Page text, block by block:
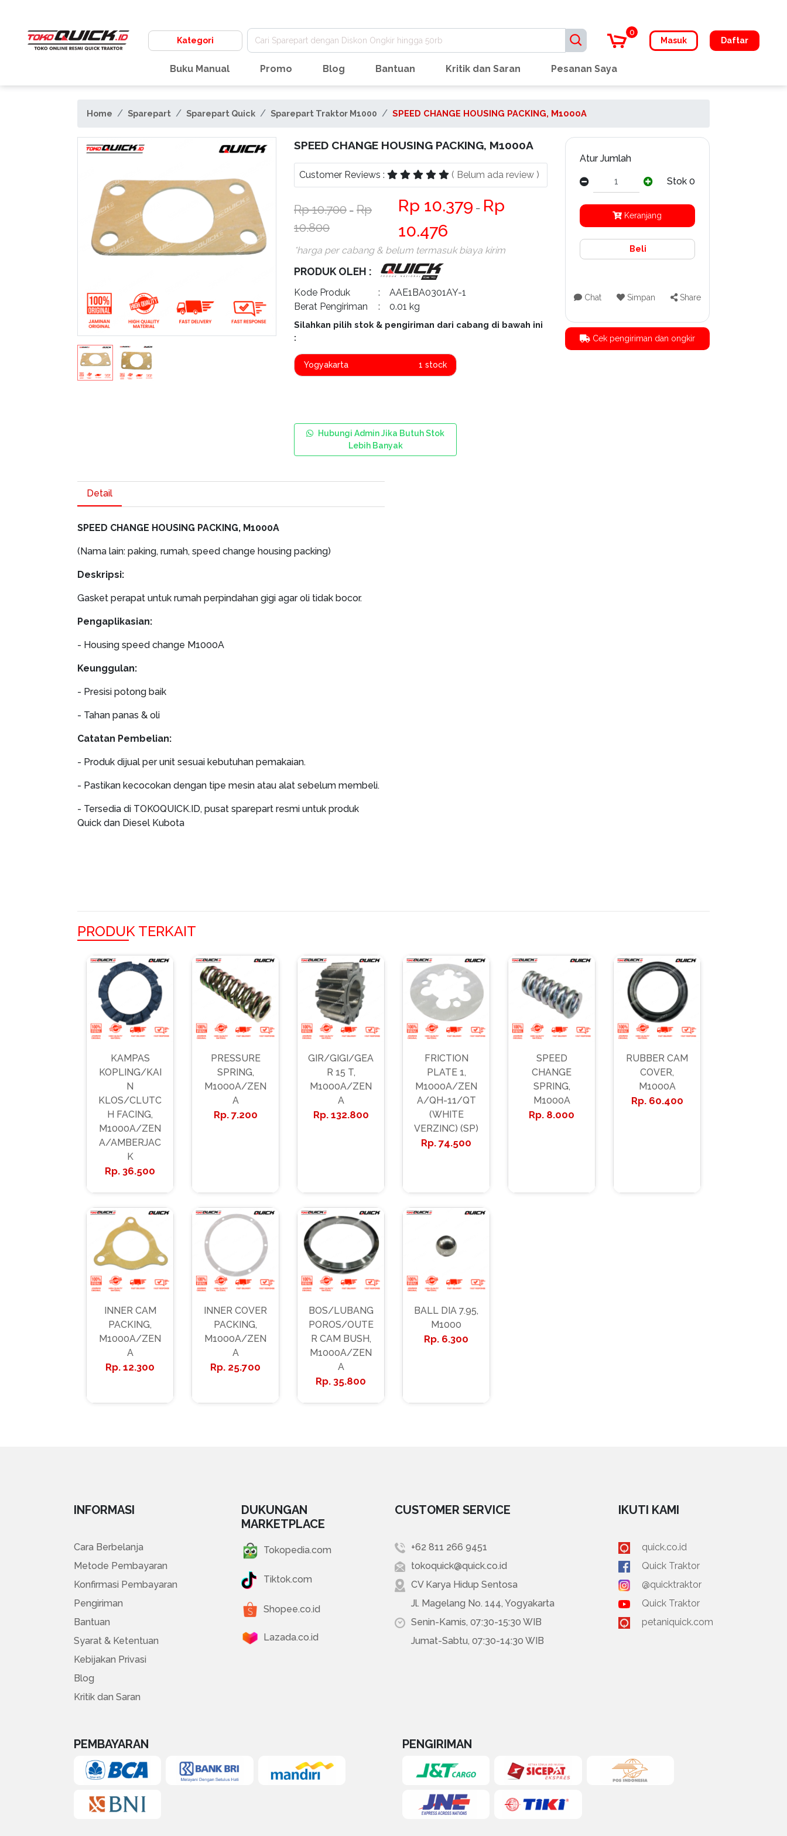
Kategori
0
Masuk
Daftar
Buku Manual Promo Blog Bantuan Kritik dan Saran Pesanan Saya
Home Sparepart Sparepart Quick Sparepart Traktor M1000 SPEED CHANGE HOUSING PACKING, M1000A
SPEED CHANGE HOUSING PACKING, M1000A
Customer Reviews : ( Belum ada review )
10.700 −
10.800
10.379 −
10.476
*harga per cabang & belum termasuk biaya kirim
PRODUK OLEH :
Kode Produk
: AAE1BA0301AY-1
Berat Pengiriman
: 0.01 kg
Silahkan pilih stok & pengiriman dari cabang di bawah ini
:
Yogyakarta 1 stock
Hubungi Admin Jika Butuh Stok
Lebih Banyak
Atur Jumlah
Stok 0
Keranjang
Beli
Chat Simpan Share
Cek pengiriman dan ongkir
Detail
SPEED CHANGE HOUSING PACKING, M1000A
(Nama lain: paking, rumah, speed change housing packing)
Deskripsi:
Gasket perapat untuk rumah perpindahan gigi agar oli tidak bocor.
Pengaplikasian:
- Housing speed change M1000A
Keunggulan:
- Presisi potong baik
- Tahan panas & oli
Catatan Pembelian:
- Produk dijual per unit sesuai kebutuhan pemakaian.
- Pastikan kecocokan dengan tipe mesin atau alat sebelum membeli.
- Tersedia di TOKOQUICK.ID, pusat sparepart resmi untuk produk
Quick dan Diesel Kubota
PRODUK TERKAIT
KAMPAS
KOPLING/KAI
N
KLOS/CLUTC
H FACING,
M1000A/ZEN
A/AMBERJAC
K
36.500
PRESSURE
SPRING,
M1000A/ZEN
A
7.200
GIR/GIGI/GEA
R 15 T,
M1000A/ZEN
A
132.800
FRICTION
PLATE 1,
M1000A/ZEN
A/QH-11/QT
(WHITE
VERZINC) (SP)
74.500
SPEED
CHANGE
SPRING,
M1000A
8.000
RUBBER CAM
COVER,
M1000A
60.400
INNER CAM
PACKING,
M1000A/ZEN
A
12.300
INNER COVER
PACKING,
M1000A/ZEN
A
25.700
BOS/LUBANG
POROS/OUTE
R CAM BUSH,
M1000A/ZEN
A
35.800
BALL DIA 7.95,
M1000
6.300
INFORMASI
Cara Berbelanja
Metode Pembayaran
Konfirmasi Pembayaran
Pengiriman
Bantuan
Syarat & Ketentuan
Kebijakan Privasi
Blog
Kritik dan Saran
DUKUNGAN
MARKETPLACE
Tokopedia.com
Tiktok.com
Shopee.co.id
Lazada.co.id
CUSTOMER SERVICE
+62 811 266 9451
tokoquick@quick.co.id
CV Karya Hidup Sentosa
Jl. Magelang No. 144, Yogyakarta
Senin-Kamis, 07:30-15:30 WIB
Jumat-Sabtu, 07:30-14:30 WIB
IKUTI KAMI
quick.co.id
Quick Traktor
@quicktraktor
Quick Traktor
petaniquick.com
PEMBAYARAN PENGIRIMAN